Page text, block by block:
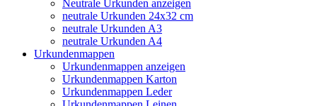
Neutrale Urkunden anzeigen
neutrale Urkunden 24x32 cm
neutrale Urkunden A3
neutrale Urkunden A4
Urkundenmappen
Urkundenmappen anzeigen
Urkundenmappen Karton
Urkundenmappen Leder